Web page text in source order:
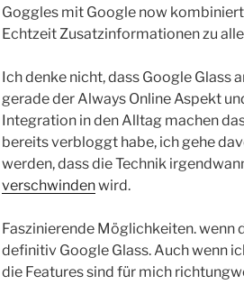
Goggles mit Google now
Echtzeit Zusatzinformationen zu
Ich denke nicht, dass Google Glass
gerade der Always Online Aspekt
Integration in den Alltag machen
bereits verbloggt habe, ich gehe
werden, dass die Technik
verschwindenwird.
Faszinierende Möglichkeiten. wenn
definitiv Google Glass. Auch wenn
die Features sind für mich